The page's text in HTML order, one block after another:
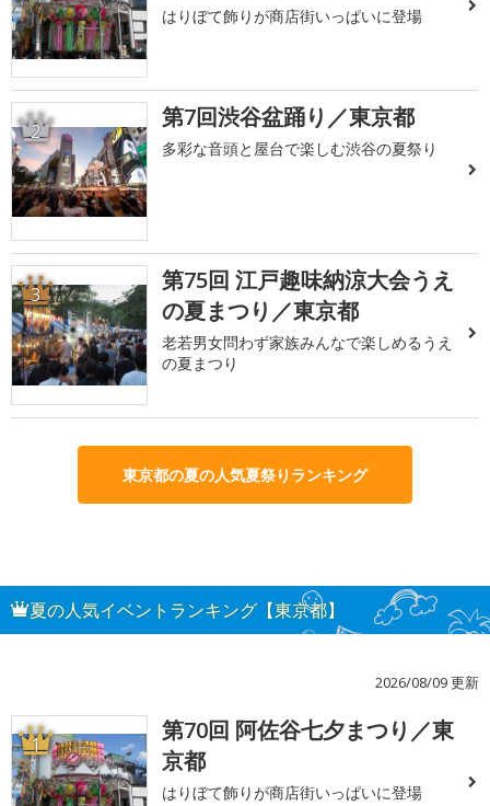
はりぼて飾りが商店街いっぱいに登場
2 第7回渋谷盆踊り／東京都
多彩な音頭と屋台で楽しむ渋谷の夏祭り
3
第75回 江戸趣味納涼大会うえ
の夏まつり／東京都
老若男女問わず家族みんなで楽しめるうえ
の夏まつり
東京都の夏の人気夏祭りランキング
夏の人気イベントランキング【東京都】
2026/08/09 更新
1
第70回 阿佐谷七夕まつり／東
京都
はりぼて飾りが商店街いっぱいに登場